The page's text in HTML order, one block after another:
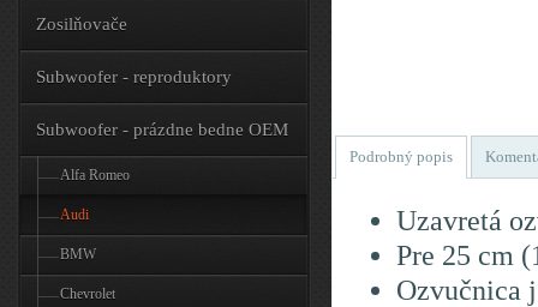
Podrobný popis
Uzavretá
Pre 25 cm
Ozvučnica
Zosilňovače
Subwoofer - reproduktory
Subwoofer - prázdne bedne OEM
Alfa Romeo
Audi
BMW
Chevrolet